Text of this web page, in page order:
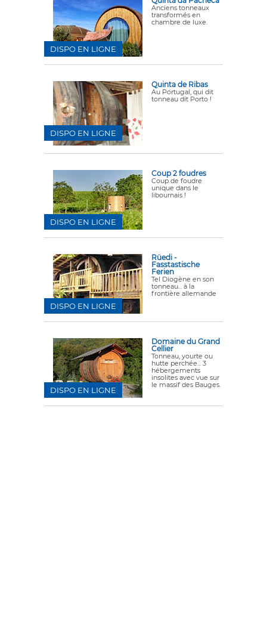
Anciens tonneaux
transformés en
chambre de luxe.
DISPO EN LIGNE
Quinta de Ribas
Au Portugal, qui dit
tonneau dit Porto !
DISPO EN LIGNE
Coup 2 foudres
Coup de foudre
unique dans le
libournais !
DISPO EN LIGNE
Rüedi -
Fasstastische
Ferien
Tel Diogène en son
tonneau... à la
frontière allemande
DISPO EN LIGNE
Domaine du Grand
Cellier
Tonneau, yourte ou
hutte perchée... 3
hébergements
insolites avec vue sur
le massif des Bauges.
DISPO EN LIGNE